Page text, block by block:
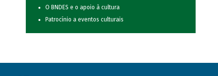
O BNDES e o apoio à cultura
Patrocínio a eventos culturais